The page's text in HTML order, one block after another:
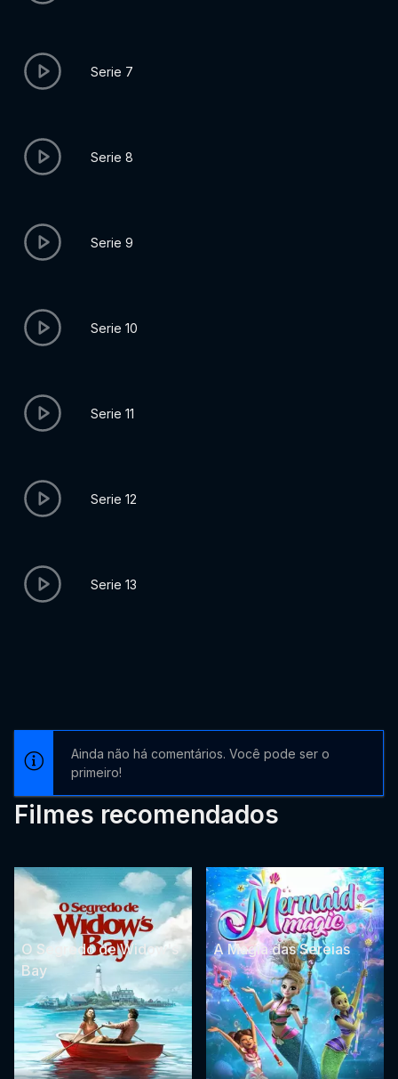
Serie 7
Serie 8
Serie 9
Serie 10
Serie 11
Serie 12
Serie 13
Ainda não há comentários. Você pode ser o
primeiro!
Filmes recomendados
O Segredo de Widow's
Bay
A Magia das Sereias